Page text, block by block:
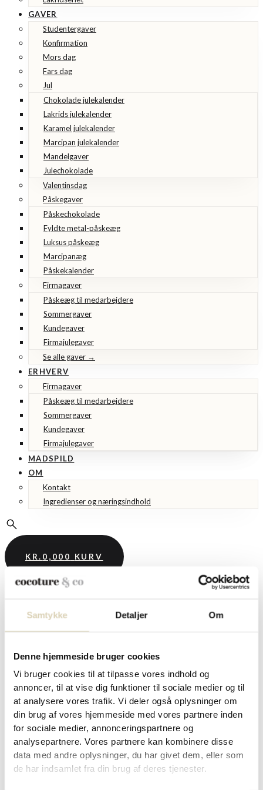
Samtykke Detaljer Om
Denne hjemmeside bruger cookies
Vi bruger cookies til at tilpasse vores indhold og
annoncer, til at vise dig funktioner til sociale medier og til
at analysere vores trafik. Vi deler også oplysninger om
din brug af vores hjemmeside med vores partnere inden
for sociale medier, annonceringspartnere og
analysepartnere. Vores partnere kan kombinere disse
data med andre oplysninger, du har givet dem, eller som
de har indsamlet fra din brug af deres tjenester.
GAVER
Studentergaver
Konfirmation
Mors dag
Fars dag
Jul
Chokolade julekalender
Lakrids julekalender
Karamel julekalender
Marcipan julekalender
Mandelgaver
Julechokolade
Valentinsdag
Påskegaver
Påskechokolade
Fyldte metal-påskeæg
Luksus påskeæg
Marcipanæg
Påskekalender
Firmagaver
Påskeæg til medarbejdere
Sommergaver
Kundegaver
Firmajulegaver
Se alle gaver →
ERHVERV
Firmagaver
Påskeæg til medarbejdere
Sommergaver
Kundegaver
Firmajulegaver
MADSPILD
OM
Kontakt
Ingredienser og næringsindhold
KR. 0,00 0 KURV
metalæg – 300g
Fyldte chokoladeæg,
marcipanæg og påskeskum i
gult Cocoture metalæg – 300g